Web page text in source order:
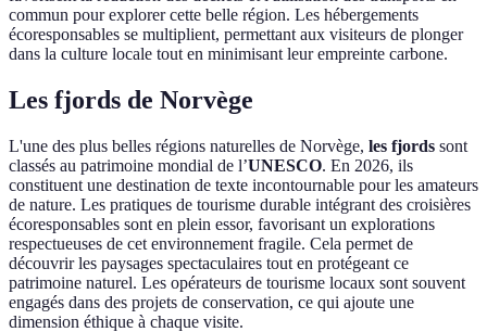
commun pour explorer cette belle région. Les hébergements
écoresponsables se multiplient, permettant aux visiteurs de plonger
dans la culture locale tout en minimisant leur empreinte carbone.
Les fjords de Norvège
L'une des plus belles régions naturelles de Norvège, les fjords sont
classés au patrimoine mondial de l’UNESCO. En 2026, ils
constituent une destination de texte incontournable pour les amateurs
de nature. Les pratiques de tourisme durable intégrant des croisières
écoresponsables sont en plein essor, favorisant un explorations
respectueuses de cet environnement fragile. Cela permet de
découvrir les paysages spectaculaires tout en protégeant ce
patrimoine naturel. Les opérateurs de tourisme locaux sont souvent
engagés dans des projets de conservation, ce qui ajoute une
dimension éthique à chaque visite.